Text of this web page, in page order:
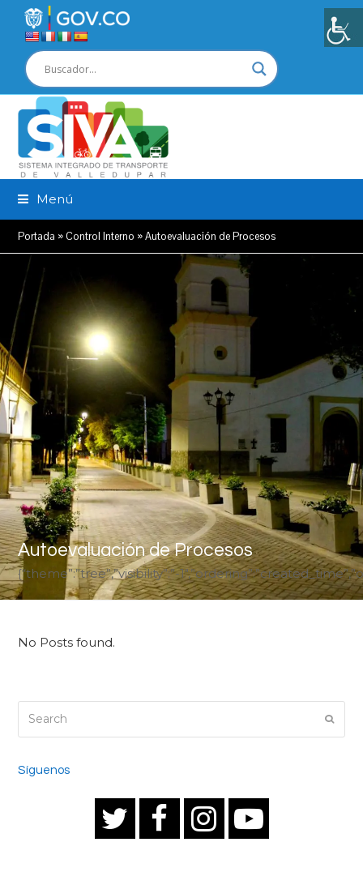
Menú
Portada »Control Interno »Autoevaluación de Procesos
Autoevaluación de Procesos
{“theme”:”tree”,”visibility”:”-
No Posts found.
Síguenos
Y